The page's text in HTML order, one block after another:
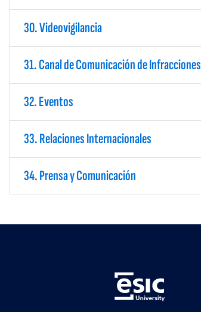
30. Videovigilancia
31. Canal de Comunicación de Infracciones
32. Eventos
33. Relaciones Internacionales
34. Prensa y Comunicación